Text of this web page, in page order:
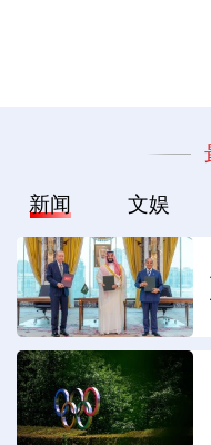
新闻 文娱